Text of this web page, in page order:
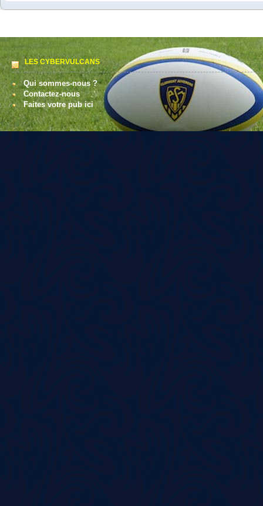
LES CYBERVULCANS
Qui sommes-nous ?
Contactez-nous
Faites votre pub ici